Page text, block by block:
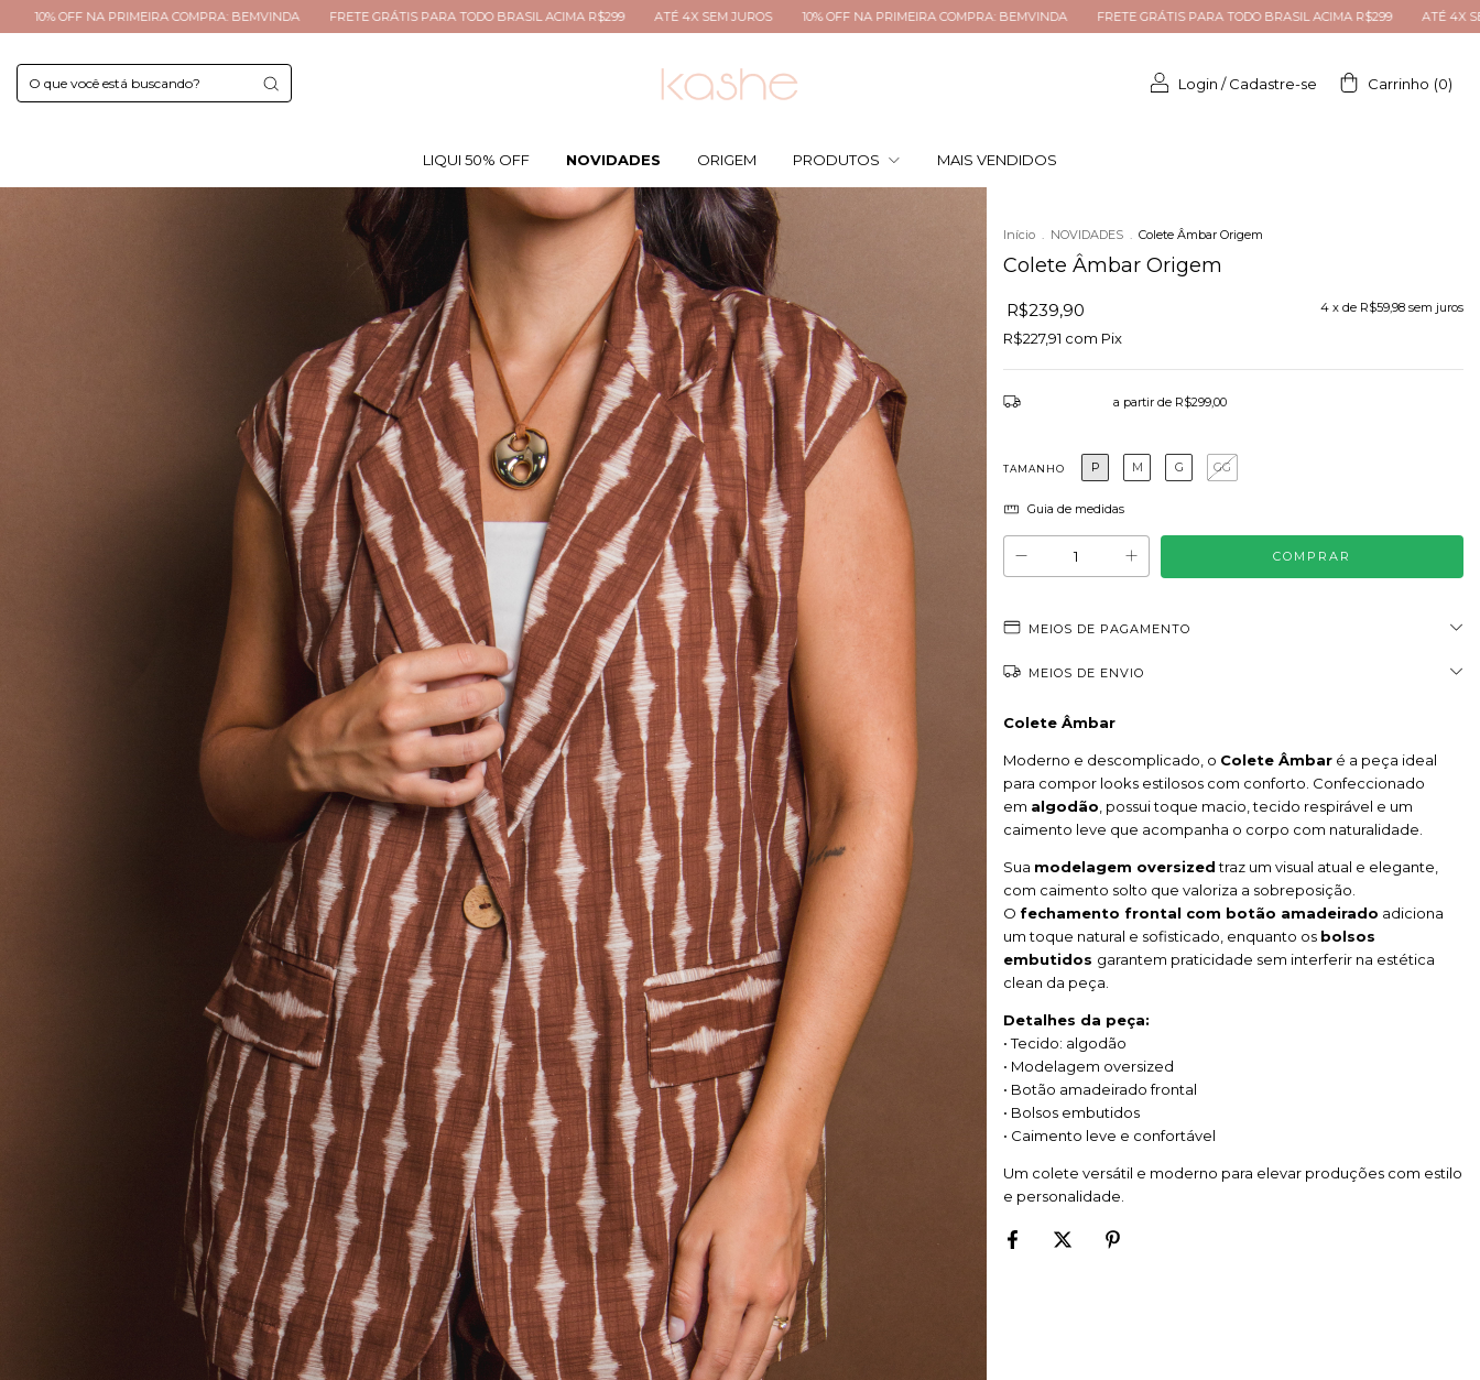
FRETE GRÁTIS PARA TODO BRASIL ACIMA R$299 ATÉ 4X SEM JUROS 10% OFF NA PRIMEIRA COMPRA: BEMVINDA FRETE GRÁTIS PARA TODO BRASIL ACIMA R$299 ATÉ 4X SEM JUROS 10% OFF NA PRIMEIRA COMPRA:
Login /Cadastre-se Carrinho (0)
LIQUI 50% OFF NOVIDADES ORIGEM PRODUTOS MAIS VENDIDOS
Início . NOVIDADES . Colete Âmbar Origem
Colete Âmbar Origem
R$239,90 4 x de R$59,98 sem juros
R$227,91 com Pix
a partir de R$299,00
TAMANHO P M G GG
Guia de medidas
MEIOS DE PAGAMENTO
MEIOS DE ENVIO
Colete Âmbar
Moderno e descomplicado, o Colete Âmbar é a peça ideal
para compor looks estilosos com conforto. Confeccionado
em algodão , possui toque macio, tecido respirável e um
caimento leve que acompanha o corpo com naturalidade.
Sua modelagem oversizedtraz um visual atual e elegante,
com caimento solto que valoriza a sobreposição.
O fechamento frontal com botão amadeirado adiciona
um toque natural e sofisticado, enquanto os bolsos
embutidos garantem praticidade sem interferir na estética
clean da peça.
Detalhes da peça:
• Tecido: algodão
• Modelagem oversized
• Botão amadeirado frontal
• Bolsos embutidos
• Caimento leve e confortável
Um colete versátil e moderno para elevar produções com estilo
e personalidade.